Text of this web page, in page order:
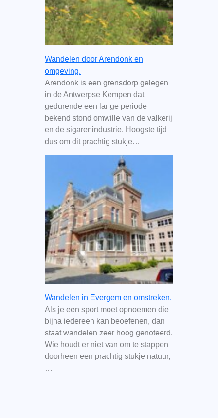
Wandelen door Arendonk en
omgeving.
Arendonk is een grensdorp gelegen
in de Antwerpse Kempen dat
gedurende een lange periode
bekend stond omwille van de valkerij
en de sigarenindustrie. Hoogste tijd
dus om dit prachtig stukje…
Wandelen in Evergem en omstreken.
Als je een sport moet opnoemen die
bijna iedereen kan beoefenen, dan
staat wandelen zeer hoog genoteerd.
Wie houdt er niet van om te stappen
doorheen een prachtig stukje natuur,
…